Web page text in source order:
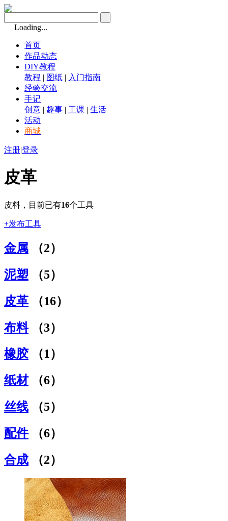
Loading...
首页
作品动态
DIY教程
教程 | 图纸 | 入门指南
经验交流
手记
创意 | 趣事 | 工课 | 生活
活动
商城
注册|登录
皮革
皮料，目前已有16个工具
+发布工具
金属
（2）
泥塑
（5）
皮革
（16）
布料
（3）
橡胶
（1）
纸材
（6）
丝线
（5）
配件
（6）
合成
（2）